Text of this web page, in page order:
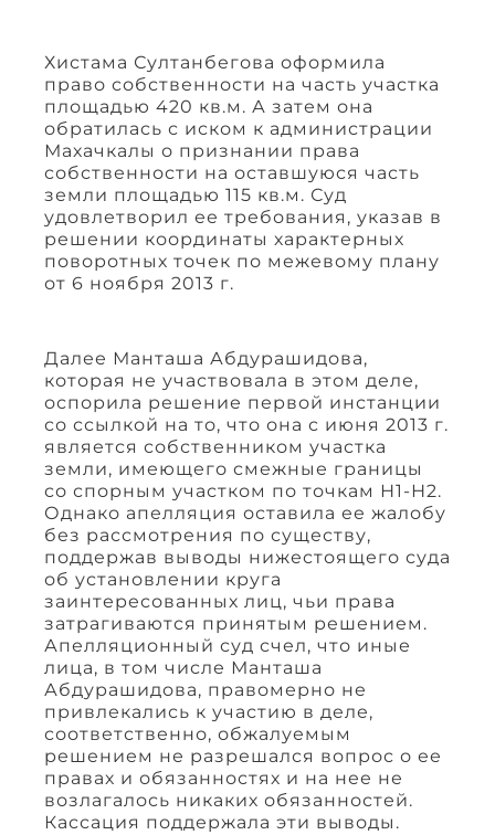
Хистама Султанбегова оформила
право собственности на часть участка
площадью 420 кв.м. А затем она
обратилась с иском к администрации
Махачкалы о признании права
собственности на оставшуюся часть
земли площадью 115 кв.м. Суд
удовлетворил ее требования, указав в
решении координаты характерных
поворотных точек по межевому плану
от 6 ноября 2013 г.
Далее Манташа Абдурашидова,
которая не участвовала в этом деле,
оспорила решение первой инстанции
со ссылкой на то, что она с июня 2013 г.
является собственником участка
земли, имеющего смежные границы
со спорным участком по точкам Н1-Н2.
Однако апелляция оставила ее жалобу
без рассмотрения по существу,
поддержав выводы нижестоящего суда
об установлении круга
заинтересованных лиц, чьи права
затрагиваются принятым решением.
Апелляционный суд счел, что иные
лица, в том числе Манташа
Абдурашидова, правомерно не
привлекались к участию в деле,
соответственно, обжалуемым
решением не разрешался вопрос о ее
правах и обязанностях и на нее не
возлагалось никаких обязанностей.
Кассация поддержала эти выводы.